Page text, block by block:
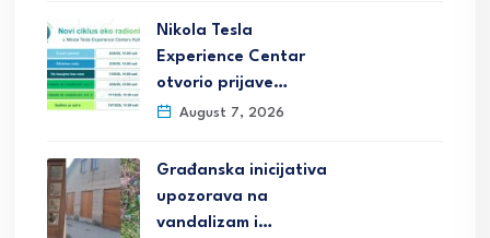
Nikola Tesla
Experience Centar
otvorio prijave…
August 7, 2026
Građanska inicijativa
upozorava na
vandalizam i…